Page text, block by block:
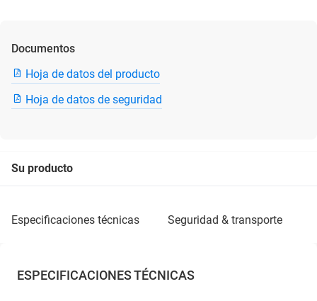
Documentos
Hoja de datos del producto
Hoja de datos de seguridad
Su producto
especificaciones técnicas seguridad & transporte
ESPECIFICACIONES TÉCNICAS